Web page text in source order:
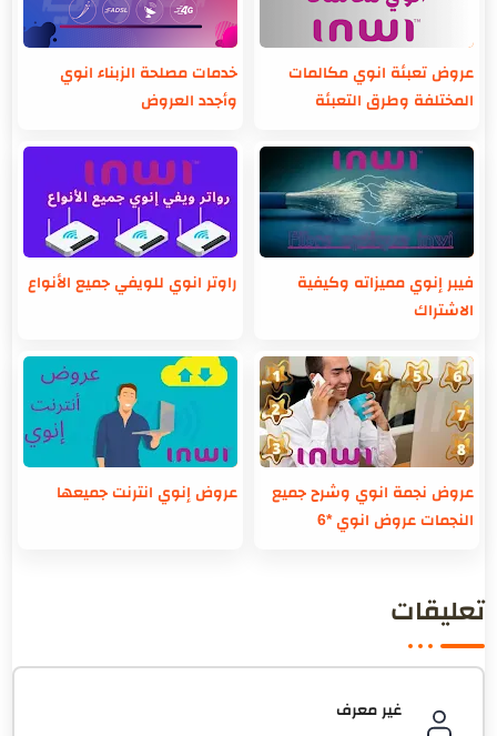
عروض تعبئة انوي مكالمات
المختلفة وطرق التعبئة
خدمات مصلحة الزبناء انوي
وأجدد العروض
فيبر إنوي مميزاته وكيفية
الاشتراك
راوتر انوي للويفي جميع الأنواع
عروض نجمة انوي وشرح جميع
النجمات عروض انوي *6
عروض إنوي انترنت جميعها
تعليقات
غير معرف